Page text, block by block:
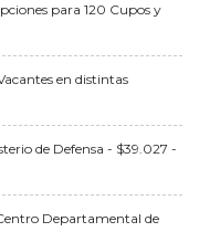
para 120 Cupos y
en distintas
de Defensa - $39.027 -
Departamental de